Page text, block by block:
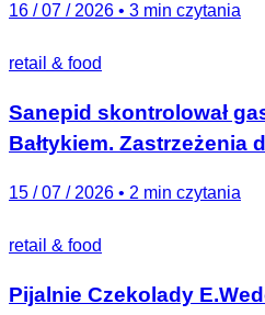
16 / 07 / 2026 • 3 min czytania
retail & food
Sanepid skontrolował
Bałtykiem. Zastrzeżenia
15 / 07 / 2026 • 2 min czytania
retail & food
Pijalnie Czekolady